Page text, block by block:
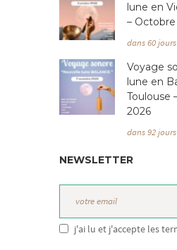
lune en
–
dans 60 jours
Voyage
lune en
Toulouse
2026
dans 92 jours
NEWSLETTER
j'ai lu et j'accepte les